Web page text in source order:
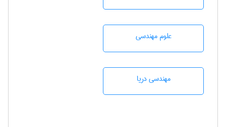
علوم مهندسی
مهندسی دریا